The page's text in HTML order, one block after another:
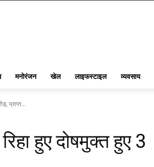
मनोरंजन खेल लाइफस्टाइल व्यवसाय
प्राप्त...
हुए दोषमुक्त हुए 3